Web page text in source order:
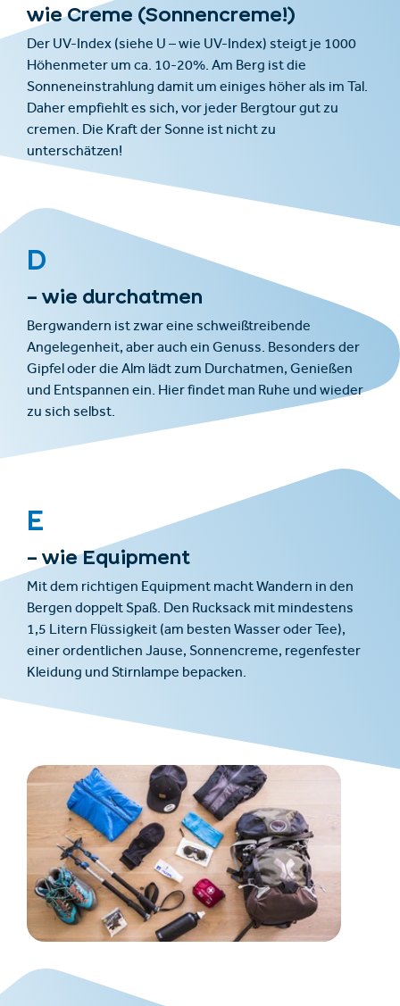
wie Creme (Sonnencreme!)
Der UV-Index (siehe U – wie UV-Index) steigt je 1000
Höhenmeter um ca. 10-20%. Am Berg ist die
Sonneneinstrahlung damit um einiges höher als im Tal.
Daher empfiehlt es sich, vor jeder Bergtour gut zu
cremen. Die Kraft der Sonne ist nicht zu
unterschätzen!
D
– wie durchatmen
Bergwandern ist zwar eine schweißtreibende
Angelegenheit, aber auch ein Genuss. Besonders der
Gipfel oder die Alm lädt zum Durchatmen, Genießen
und Entspannen ein. Hier findet man Ruhe und wieder
zu sich selbst.
E
– wie Equipment
Mit dem richtigen Equipment macht Wandern in den
Bergen doppelt Spaß. Den Rucksack mit mindestens
1,5 Litern Flüssigkeit (am besten Wasser oder Tee),
einer ordentlichen Jause, Sonnencreme, regenfester
Kleidung und Stirnlampe bepacken.